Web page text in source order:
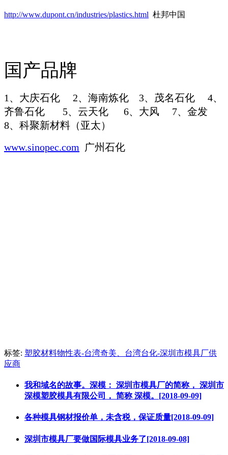
http://www.dupont.cn/industries/plastics.html 杜邦中国
国产品牌
1、大庆石化 2、海南炼化 3、茂名石化 4、
齐鲁石化 5、云天化 6、大风 7、金发
8、科聚新材料（亚太）
www.sinopec.com 广州石化
标签: 塑胶材料物性表-台湾奇美、台湾台化-深圳市模具厂供
应商
我和域名的故事。深模： 深圳市模具厂的简称， 深圳市
深模塑胶模具有限公司， 简称 深模。[2018-09-09]
各种模具钢材报价单，未含税，保证质量[2018-09-09]
深圳市模具厂要做国际模具业务了[2018-09-08]